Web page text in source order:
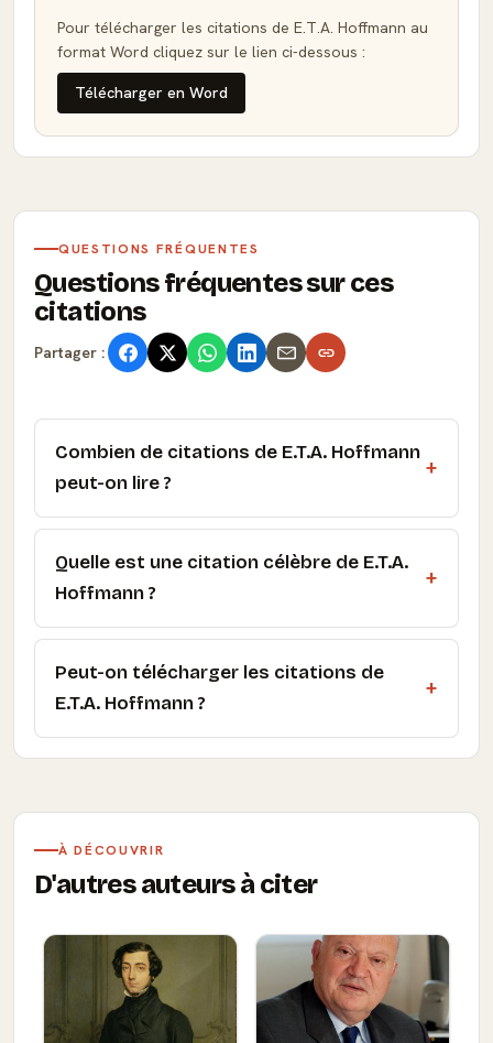
Pour télécharger les citations de E.T.A. Hoffmann au
format Word cliquez sur le lien ci-dessous :
Télécharger en Word
QUESTIONS FRÉQUENTES
Questions fréquentes sur ces
citations
Partager :
Combien de citations de E.T.A. Hoffmann
peut-on lire ?
Quelle est une citation célèbre de E.T.A.
Hoffmann ?
Peut-on télécharger les citations de
E.T.A. Hoffmann ?
À DÉCOUVRIR
D'autres auteurs à citer